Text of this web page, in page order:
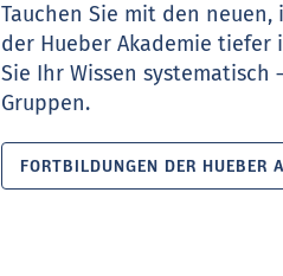
Tauchen Sie mit den
der Hueber Akademie
Sie Ihr Wissen
Gruppen.
FORTBILDUNGEN DER HUEBER